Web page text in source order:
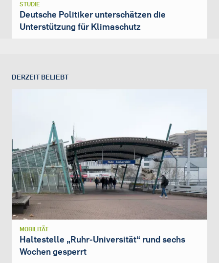
STUDIE
Deutsche Politiker unterschätzen die
Unterstützung für Klimaschutz
DERZEIT BELIEBT
MOBILITÄT
Haltestelle „Ruhr-Universität“ rund sechs
Wochen gesperrt